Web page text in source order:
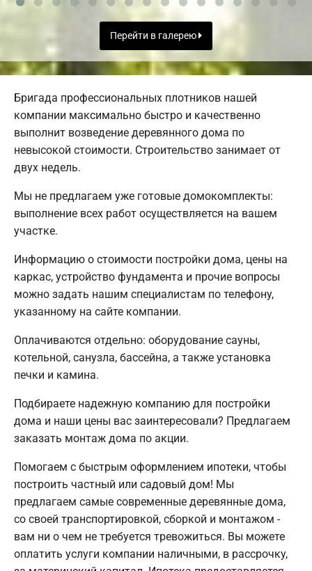
Перейти в галерею
Бригада профессиональных плотников нашей
компании максимально быстро и качественно
выполнит возведение деревянного дома по
невысокой стоимости. Строительство занимает от
двух недель.
Мы не предлагаем уже готовые домокомплекты:
выполнение всех работ осуществляется на вашем
участке.
Информацию о стоимости постройки дома, цены на
каркас, устройство фундамента и прочие вопросы
можно задать нашим специалистам по телефону,
указанному на сайте компании.
Оплачиваются отдельно: оборудование сауны,
котельной, санузла, бассейна, а также установка
печки и камина.
Подбираете надежную компанию для постройки
дома и наши цены вас заинтересовали? Предлагаем
заказать монтаж дома по акции.
Помогаем с быстрым оформлением ипотеки, чтобы
построить частный или садовый дом! Мы
предлагаем самые современные деревянные дома,
со своей транспортировкой, сборкой и монтажом -
вам ни о чем не требуется тревожиться. Вы можете
оплатить услуги компании наличными, в рассрочку,